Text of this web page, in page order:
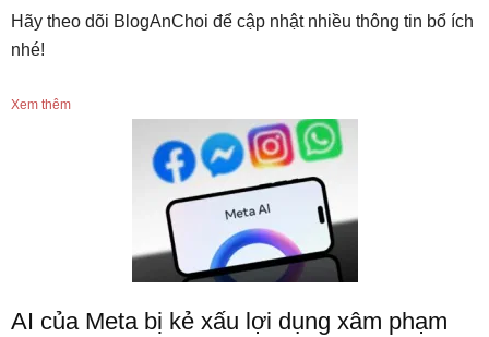
Hãy theo dõi BlogAnChoi để cập nhật nhiều thông tin bổ ích
nhé!
Xem thêm
AI của Meta bị kẻ xấu lợi dụng xâm phạm